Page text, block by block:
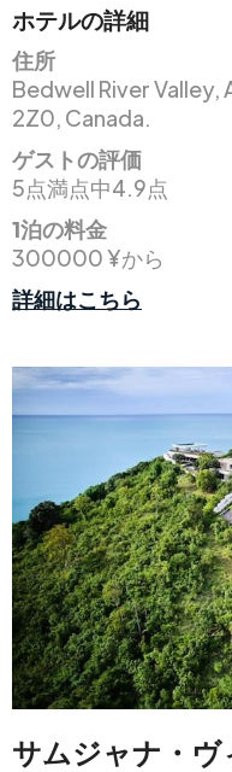
ホテルの詳細
住所
Bedwell River
2Z0, Canada.
ゲストの評価
5点満点中4.9点
1泊の料金
300000 ¥から
詳細はこちら
サムジャナ・ヴ